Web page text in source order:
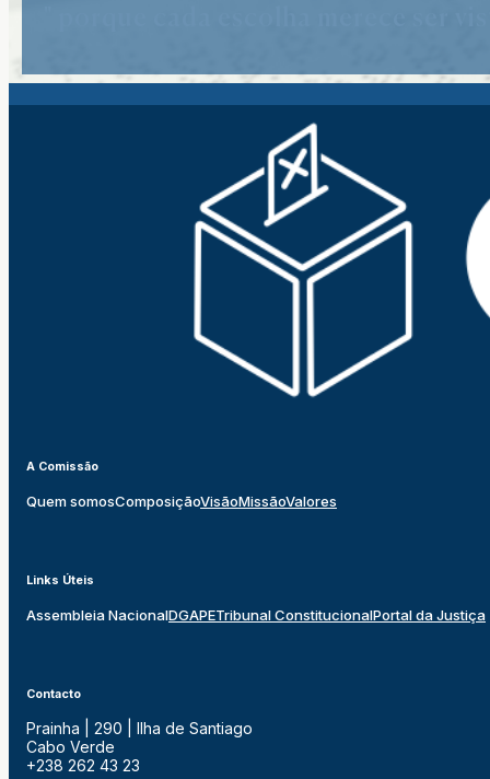
A Comissão
Quem somosComposiçãoVisãoMissãoValores
Links Úteis
Assembleia NacionalDGAPETribunal ConstitucionalPortal da Justiça
Contacto
Prainha | 290 | Ilha de Santiago
Cabo Verde
+238 262 43 23